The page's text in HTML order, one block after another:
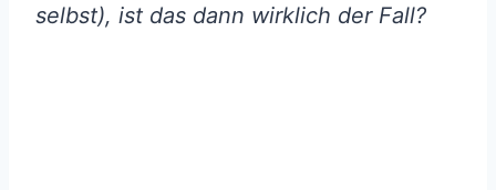
selbst), ist das dann wirklich der Fall?